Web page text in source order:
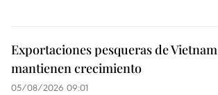
Exportaciones pesqueras de Vietnam
mantienen crecimiento
05/08/2026 09:01